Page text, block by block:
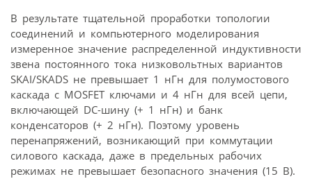
В результате тщательной проработки топологии
соединений и компьютерного моделирования
измеренное значение распределенной индуктивности
звена постоянного тока низковольтных вариантов
SKAI/SKADS не превышает 1 нГн для полумостового
каскада с MOSFET ключами и 4 нГн для всей цепи,
включающей DC-шину (+ 1 нГн) и банк
конденсаторов (+ 2 нГн). Поэтому уровень
перенапряжений, возникающий при коммутации
силового каскада, даже в предельных рабочих
режимах не превышает безопасного значения (15 В).